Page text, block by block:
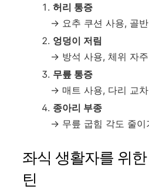
허리 통증
→ 요추 쿠션 사용, 골
엉덩이 저림
→ 방석 사용, 체위 자
무릎 통증
→ 매트 사용, 다리 교
종아리 부종
→ 무릎 굽힘 각도 줄이
좌식 생활자를 위
틴